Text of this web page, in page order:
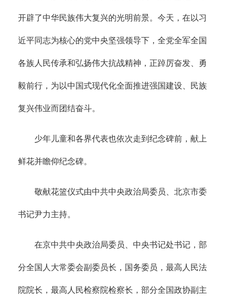
开辟了中华民族伟大复兴的光明前景。今天，在以习
近平同志为核心的党中央坚强领导下，全党全军全国
各族人民传承和弘扬伟大抗战精神，正踔厉奋发、勇
毅前行，为以中国式现代化全面推进强国建设、民族
复兴伟业而团结奋斗。
少年儿童和各界代表也依次走到纪念碑前，献上
鲜花并瞻仰纪念碑。
敬献花篮仪式由中共中央政治局委员、北京市委
书记尹力主持。
在京中共中央政治局委员、中央书记处书记，部
分全国人大常委会副委员长，国务委员，最高人民法
院院长，最高人民检察院检察长，部分全国政协副主